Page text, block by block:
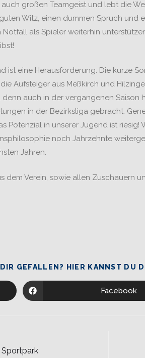
großen Teamgeist und lebt die
Witz, einen dummen Spruch und
als Spieler weiterhin
ist eine Herausforderung. Die kurze
Aufsteiger aus Meßkirch und
denn auch in der vergangenen
in der Bezirksliga gebracht.
Potenzial in unserer Jugend ist
noch Jahrzehnte
Jahren.
Verein, sowie allen Zuschauern
GEFALLEN? HIER KANNST DU
Facebook